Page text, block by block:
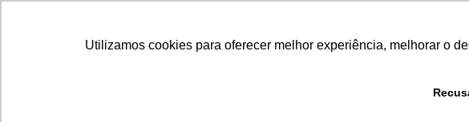
Utilizamos cookies para oferecer melhor experiência, melhorar o